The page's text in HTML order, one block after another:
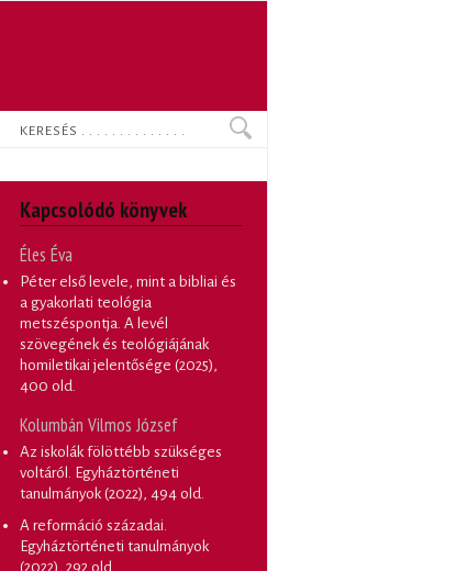
Keresés
Kapcsolódó könyvek
Éles Éva
Péter első levele, mint a bibliai és
a gyakorlati teológia
metszéspontja. A levél
szövegének és teológiájának
homiletikai jelentősége (2025),
400 old.
Kolumbán Vilmos József
Az iskolák fölöttébb szükséges
voltáról. Egyháztörténeti
tanulmányok (2022), 494 old.
A reformáció századai.
Egyháztörténeti tanulmányok
(2022), 292 old.